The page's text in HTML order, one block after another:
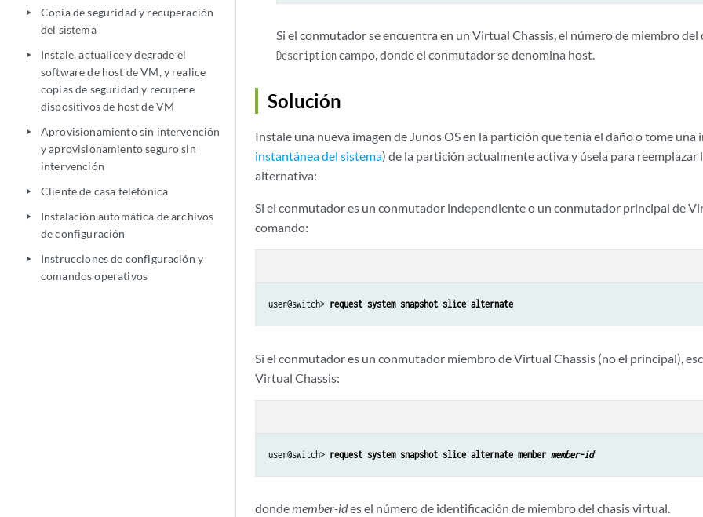
play_arrow
Copia de seguridad y recuperación
del sistema
play_arrow
Instale, actualice y degrade el
software de host de VM, y realice
copias de seguridad y recupere
dispositivos de host de VM
play_arrow
Aprovisionamiento sin intervención
y aprovisionamiento seguro sin
intervención
play_arrow Cliente de casa telefónica
play_arrow
Instalación automática de archivos
de configuración
play_arrow
Instrucciones de configuración y
comandos operativos
Si el conmutador se encuentra en un Virtual Chassis, el número de miembro
Descriptioncampo, donde el conmutador se denomina host.
Solución
Instale una nueva imagen de Junos OS en la partición que tenía el daño o tome una
instantánea del sistema) de la partición actualmente activa y úsela para reemplazar
alternativa:
Si el conmutador es un conmutador independiente o un conmutador principal de
comando:
user@switch> request system snapshot slice alternate
Si el conmutador es un conmutador miembro de Virtual Chassis (no el principal),
Virtual Chassis:
user@switch> request system snapshot slice alternate member member-id
dondemember-ides el número de identificación de miembro del chasis virtual.